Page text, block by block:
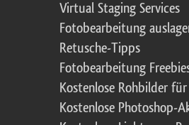
Virtual Staging Services
Fotobearbeitung
Retusche-Tipps
Fotobearbeitung
Kostenlose Rohbilder
Kostenlose Photoshop-